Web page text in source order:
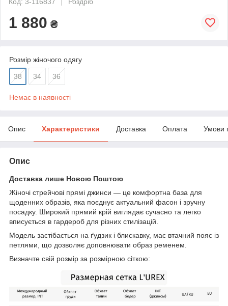
1 880 ₴
Розмір жіночого одягу
38 34 36
Немає в наявності
Опис Характеристики Доставка Оплата Умови
Опис
Доставка лише Новою Поштою
Жіночі стрейчові прямі джинси — це комфортна база для
щоденних образів, яка поєднує актуальний фасон і зручну
посадку. Широкий прямий крій виглядає сучасно та легко
вписується в гардероб для різних стилізацій.
Модель застібається на ґудзик і блискавку, має втачний пояс із
петлями, що дозволяє доповнювати образ ременем.
Визначте свій розмір за розмірною сіткою: